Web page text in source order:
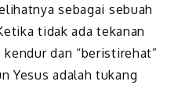
sebagai sebuah
tidak ada tekanan
dan “beristirehat”
Yesus adalah tukang